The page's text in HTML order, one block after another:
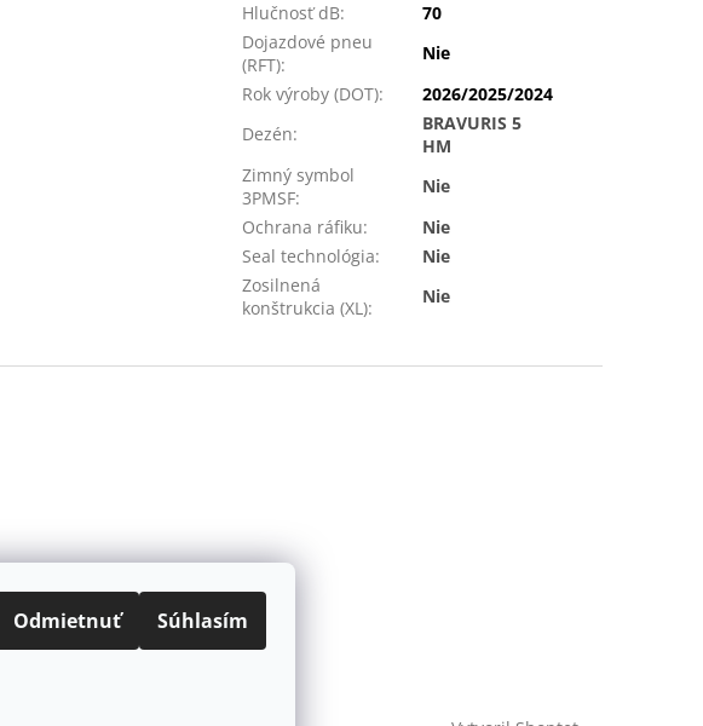
Odmietnuť Súhlasím
Hlučnosť dB:
70
Dojazdové pneu
(RFT):
Nie
Rok výroby (DOT):
2026/2025/2024
Dezén:
BRAVURIS 5
HM
Zimný symbol
3PMSF:
Nie
Ochrana ráfiku:
Nie
Seal technológia:
Nie
Zosilnená
konštrukcia (XL):
Nie